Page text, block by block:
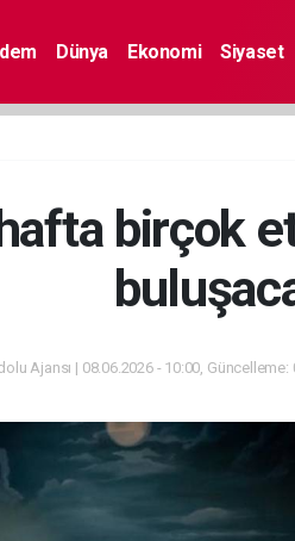
Dünya Ekonomi Siyaset
birçok
Ajansı | 08.06.2026 - 10:00, Güncelleme: